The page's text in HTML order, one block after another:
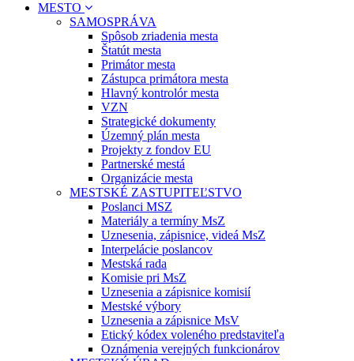
MESTO
SAMOSPRÁVA
Spôsob zriadenia mesta
Štatút mesta
Primátor mesta
Zástupca primátora mesta
Hlavný kontrolór mesta
VZN
Strategické dokumenty
Územný plán mesta
Projekty z fondov EU
Partnerské mestá
Organizácie mesta
MESTSKÉ ZASTUPITEĽSTVO
Poslanci MSZ
Materiály a termíny MsZ
Uznesenia, zápisnice, videá MsZ
Interpelácie poslancov
Mestská rada
Komisie pri MsZ
Uznesenia a zápisnice komisií
Mestské výbory
Uznesenia a zápisnice MsV
Etický kódex voleného predstaviteľa
Oznámenia verejných funkcionárov